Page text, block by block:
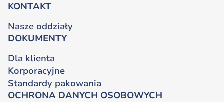
KONTAKT
Nasze oddziały
DOKUMENTY
Dla klienta
Korporacyjne
Standardy pakowania
OCHRONA DANYCH OSOBOWYCH